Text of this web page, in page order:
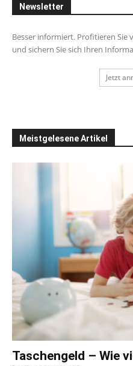
Newsletter
Besser informiert. Profitieren Sie
und sichern Sie sich Ihren
Jetzt
Meistgelesene Artikel
Taschengeld – Wie